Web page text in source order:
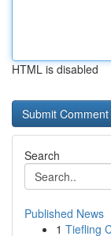
HTML is disabled
Search
Published News
1 Tiefling